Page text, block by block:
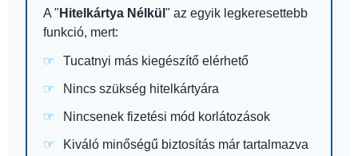
A " Hitelkártya Nélkül " az egyik legkeresettebb
funkció, mert:
Tucatnyi más kiegészítő elérhető
Nincs szükség hitelkártyára
Nincsenek fizetési mód korlátozások
Kiváló minőségű biztosítás már tartalmazva